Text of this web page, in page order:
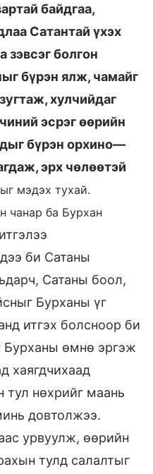
байдгаа,
Сатантай үхэх
зэвсэг болгон
бүрэн ялж, чамайг
хулчийдаг
эсрэг өөрийн
бүрэн орхино—
эрх чөлөөтэй
мэдэх тухай.
чанар ба Бурхан
би Сатаны
Сатаны боол,
Бурханы үг
итгэх болсноор би
Бурханы өмнө эргэж
хаягдчихаад
тул нөхрийг маань
довтолжээ.
урвуулж, өөрийн
тулд салалтыг